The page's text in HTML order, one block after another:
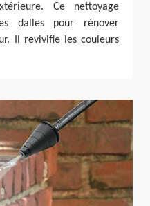
Ce nettoyage
dalles pour rénover
Il revivifie les couleurs